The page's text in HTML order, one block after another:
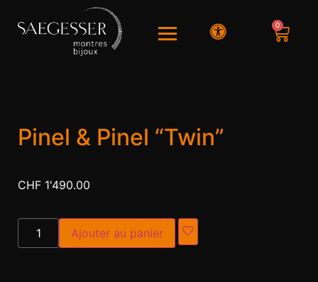
0
Pinel & Pinel “Twin”
CHF 1'490.00
Ajouter au panier